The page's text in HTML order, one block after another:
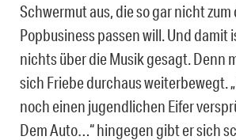
Schwermut aus, die so gar nicht
Popbusiness passen will. Und damit
nichts über die Musik gesagt. Denn
sich Friebe durchaus weiterbewegt.
noch einen jugendlichen Eifer
Dem Auto…“ hingegen gibt er sich